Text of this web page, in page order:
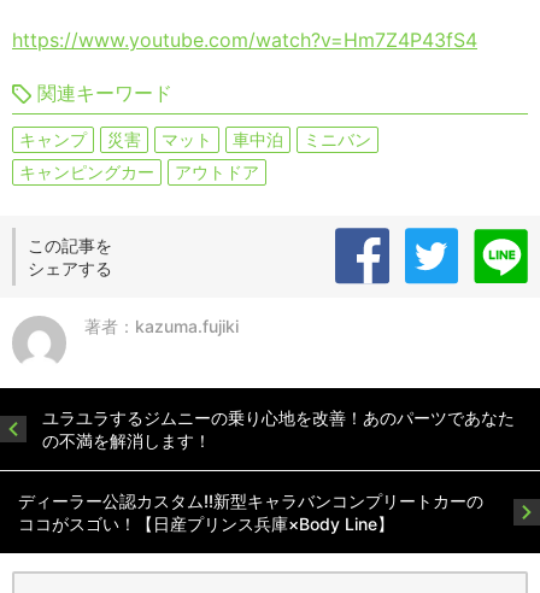
https://www.youtube.com/watch?v=Hm7Z4P43fS4
関連キーワード
キャンプ 災害 マット 車中泊
ミニバン
キャンピングカー
アウトドア
この記事を
シェアする
著者：kazuma.fujiki
ユラユラするジムニーの乗り心地を改善！あのパーツであなた
の不満を解消します！
ディーラー公認カスタム!!新型キャラバンコンプリートカーの
ココがスゴい！【日産プリンス兵庫×Body Line】